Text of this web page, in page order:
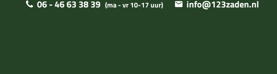
06 - 46 63 38 39 (ma - vr 10-17 uur) info@123zaden.nl